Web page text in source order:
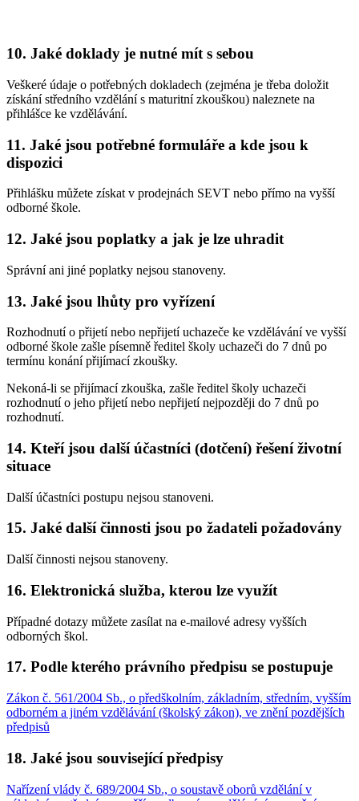
10. Jaké doklady je nutné mít s sebou
Veškeré údaje o potřebných dokladech (zejména je třeba doložit
získání středního vzdělání s maturitní zkouškou) naleznete na
přihlášce ke vzdělávání.
11. Jaké jsou potřebné formuláře a kde jsou k
dispozici
Přihlášku můžete získat v prodejnách SEVT nebo přímo na vyšší
odborné škole.
12. Jaké jsou poplatky a jak je lze uhradit
Správní ani jiné poplatky nejsou stanoveny.
13. Jaké jsou lhůty pro vyřízení
Rozhodnutí o přijetí nebo nepřijetí uchazeče ke vzdělávání ve vyšší
odborné škole zašle písemně ředitel školy uchazeči do 7 dnů po
termínu konání přijímací zkoušky.
Nekoná-li se přijímací zkouška, zašle ředitel školy uchazeči
rozhodnutí o jeho přijetí nebo nepřijetí nejpozději do 7 dnů po
rozhodnutí.
14. Kteří jsou další účastníci (dotčení) řešení životní
situace
Další účastníci postupu nejsou stanoveni.
15. Jaké další činnosti jsou po žadateli požadovány
Další činnosti nejsou stanoveny.
16. Elektronická služba, kterou lze využít
Případné dotazy můžete zasílat na e-mailové adresy vyšších
odborných škol.
17. Podle kterého právního předpisu se postupuje
Zákon č. 561/2004 Sb., o předškolním, základním, středním, vyšším
odborném a jiném vzdělávání (školský zákon), ve znění pozdějších
předpisů
18. Jaké jsou související předpisy
Nařízení vlády č. 689/2004 Sb., o soustavě oborů vzdělání v